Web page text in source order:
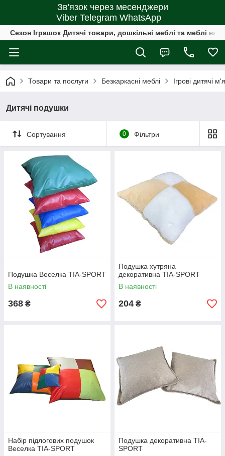
Зв'язок через месенджери
Viber Telegram WhatsApp
Сезон Іграшок Дитячі товари, дошкільні меблі та меблі на
Товари та послуги Безкаркасні меблі Ігрові дитячі
Дитячі подушки
Сортування 0 Фільтри
Подушка Веселка TIA-SPORT
В наявності
368 ₴
Подушка хутряна
декоративна TIA-SPORT
В наявності
204 ₴
Набір підлогових подушок
Веселка TIA-SPORT
Подушка декоративна TIA-
SPORT